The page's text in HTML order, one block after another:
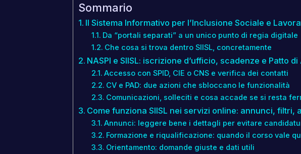
Sommario
Il Sistema Informativo per l’Inclusione Sociale e
Da “portali separati” a un unico punto di regia digitale
Che cosa si trova dentro SIISL, concretamente
NASPI e SIISL: iscrizione d’ufficio, scadenze e Patto
Accesso con SPID, CIE o CNS e verifica dei contatti
CV e PAD: due azioni che sbloccano le funzionalità
Comunicazioni, solleciti e cosa accade se si resta
Come funziona SIISL nei servizi online: annunci,
Annunci: leggere bene i dettagli per evitare
Formazione e riqualificazione: quando il corso vale
Orientamento: domande giuste e dati utili